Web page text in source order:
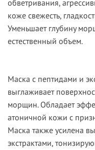
обветривания,
коже свежесть,
Уменьшает глубину
естественный объем.
Маска с пептидами и
выглаживает
морщин. Обладает
атоничной кожи с
Маска также усилена
экстрактами,